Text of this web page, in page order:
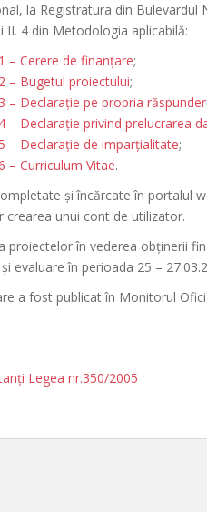
la Registratura din Bulevardul
II. 4 din Metodologia aplicabilă:
– Cerere de finanțare;
– Bugetul proiectului;
– Declarație pe propria
– Declarație privind prelucrarea
– Declarație de imparțialitate;
– Curriculum Vitae.
și încărcate în portalul
crearea unui cont de utilizator.
proiectelor în vederea obținerii
evaluare în perioada 25 –
a fost publicat în Monitorul
Legea nr.350/2005